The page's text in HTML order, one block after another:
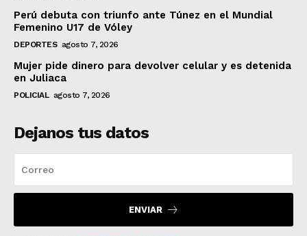
Perú debuta con triunfo ante Túnez en el Mundial
Femenino U17 de Vóley
DEPORTES agosto 7, 2026
Mujer pide dinero para devolver celular y es detenida
en Juliaca
POLICIAL agosto 7, 2026
Dejanos tus datos
ENVIAR